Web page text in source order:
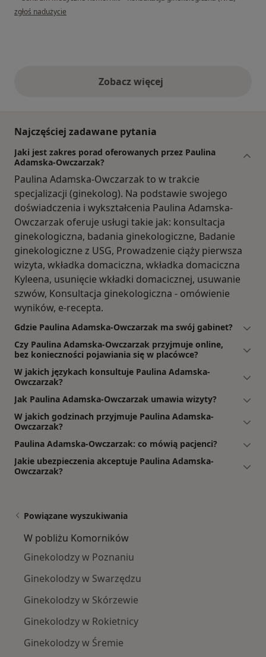
w opinii użytkownika Agnieszka
zgłoś nadużycie
Zobacz więcejopinie powyżej
Najczęściej zadawane pytania
Jaki jest zakres porad oferowanych przez Paulina
Adamska-Owczarzak?
Paulina Adamska-Owczarzak to w trakcie
specjalizacji (ginekolog). Na podstawie swojego
doświadczenia i wykształcenia Paulina Adamska-
Owczarzak oferuje usługi takie jak: konsultacja
ginekologiczna, badania ginekologiczne, Badanie
ginekologiczne z USG, Prowadzenie ciąży pierwsza
wizyta, wkładka domaciczna, wkładka domaciczna
Kyleena, usunięcie wkładki domacicznej, usuwanie
szwów, Konsultacja ginekologiczna - omówienie
wyników, e-recepta.
Gdzie Paulina Adamska-Owczarzak ma swój gabinet?
Czy Paulina Adamska-Owczarzak przyjmuje online,
bez konieczności pojawiania się w placówce?
W jakich językach konsultuje Paulina Adamska-
Owczarzak?
Jak Paulina Adamska-Owczarzak umawia wizyty?
W jakich godzinach przyjmuje Paulina Adamska-
Owczarzak?
Paulina Adamska-Owczarzak: co mówią pacjenci?
Jakie ubezpieczenia akceptuje Paulina Adamska-
Owczarzak?
Powiązane wyszukiwania
W pobliżu Komorników
Ginekolodzy w Poznaniu
Ginekolodzy w Swarzędzu
Ginekolodzy w Skórzewie
Ginekolodzy w Rokietnicy
Ginekolodzy w Śremie